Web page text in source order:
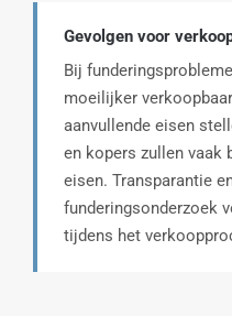
Gevolgen voor
Bij
moeilijker
aanvullende eisen
en kopers zullen vaak
eisen. Transparantie
funderingsonderzoek
tijdens het